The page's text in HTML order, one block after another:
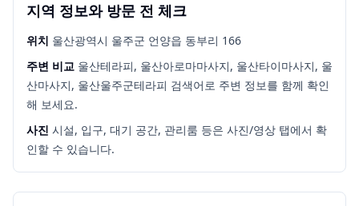
지역 정보와 방문 전 체크
위치 울산광역시 울주군 언양읍 동부리 166
주변 비교 울산테라피, 울산아로마마사지, 울산타이마사지, 울
산마사지, 울산울주군테라피 검색어로 주변 정보를 함께 확인
해 보세요.
사진 시설, 입구, 대기 공간, 관리룸 등은 사진/영상 탭에서 확
인할 수 있습니다.